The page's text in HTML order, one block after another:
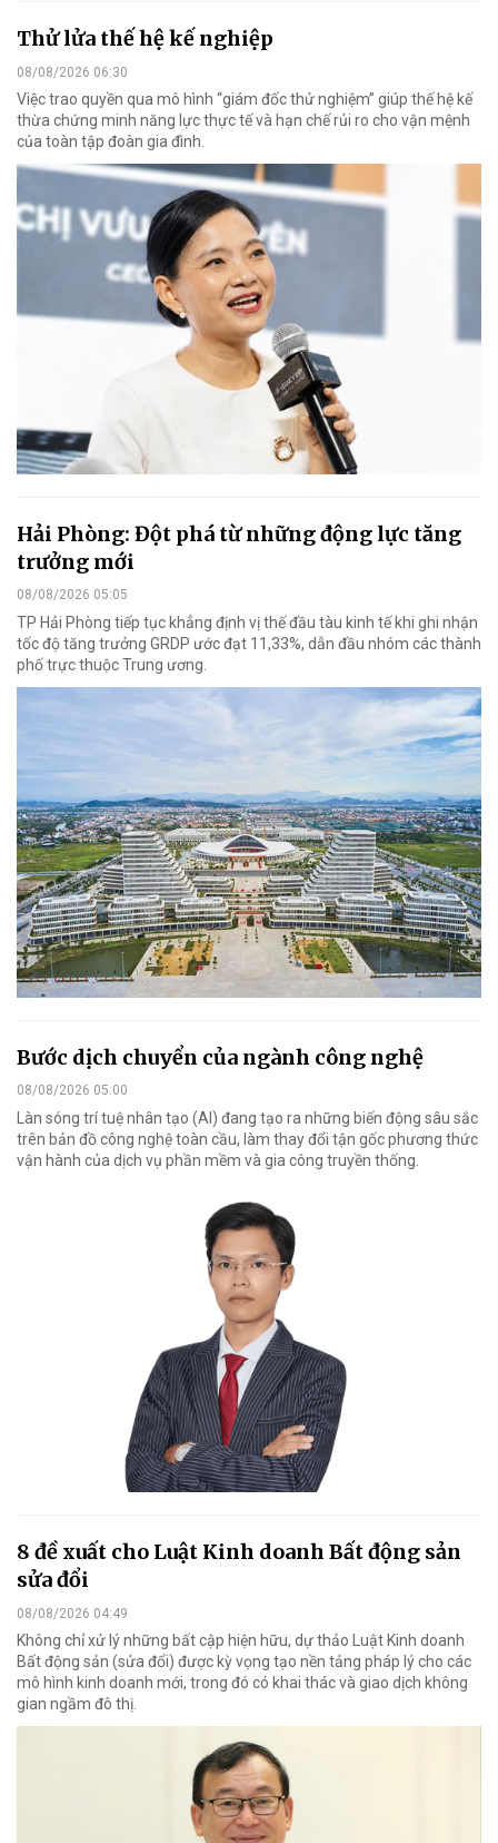
Thử lửa thế hệ kế nghiệp
08/08/2026 06:30
Việc trao quyền qua mô hình “giám đốc thử nghiệm” giúp thế hệ kế
thừa chứng minh năng lực thực tế và hạn chế rủi ro cho vận mệnh
của toàn tập đoàn gia đình.
Hải Phòng: Đột phá từ những động lực tăng
trưởng mới
08/08/2026 05:05
TP Hải Phòng tiếp tục khẳng định vị thế đầu tàu kinh tế khi ghi nhận
tốc độ tăng trưởng GRDP ước đạt 11,33%, dẫn đầu nhóm các thành
phố trực thuộc Trung ương.
Bước dịch chuyển của ngành công nghệ
08/08/2026 05:00
Làn sóng trí tuệ nhân tạo (AI) đang tạo ra những biến động sâu sắc
trên bản đồ công nghệ toàn cầu, làm thay đổi tận gốc phương thức
vận hành của dịch vụ phần mềm và gia công truyền thống.
8 đề xuất cho Luật Kinh doanh Bất động sản
sửa đổi
08/08/2026 04:49
Không chỉ xử lý những bất cập hiện hữu, dự thảo Luật Kinh doanh
Bất động sản (sửa đổi) được kỳ vọng tạo nền tảng pháp lý cho các
mô hình kinh doanh mới, trong đó có khai thác và giao dịch không
gian ngầm đô thị.